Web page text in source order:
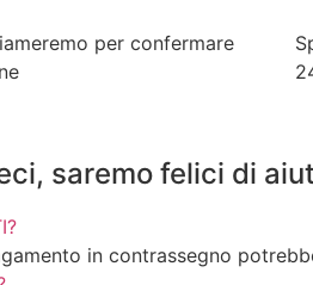
per confermare
saremo felici di
in contrassegno